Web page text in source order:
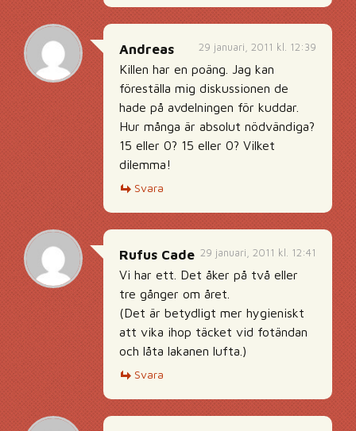
29 januari, 2011 kl. 12:39
Andreas
Killen har en poäng. Jag kan
föreställa mig diskussionen de
hade på avdelningen för kuddar.
Hur många är absolut nödvändiga?
15 eller 0? 15 eller 0? Vilket
dilemma!
Svara
29 januari, 2011 kl. 12:41
Rufus Cade
Vi har ett. Det åker på två eller
tre gånger om året.
(Det är betydligt mer hygieniskt
att vika ihop täcket vid fotändan
och låta lakanen lufta.)
Svara